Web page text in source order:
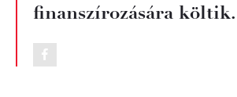
finanszírozására költik.